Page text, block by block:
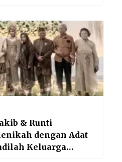
& Runti
dengan Adat
Keluarga